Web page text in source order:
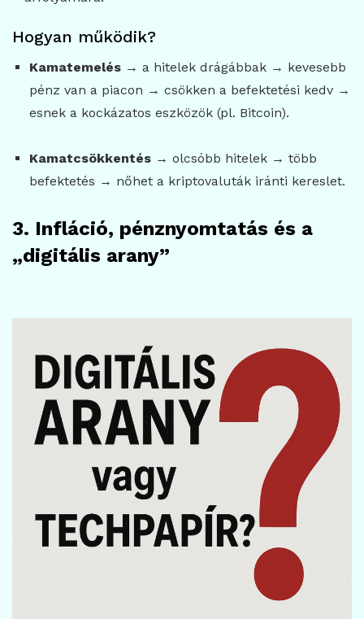
Hogyan működik?
Kamatemelés→ a hitelek drágábbak → kevesebb
pénz van a piacon → csökken a befektetési kedv →
esnek a kockázatos eszközök (pl. Bitcoin).
Kamatcsökkentés→ olcsóbb hitelek → több
befektetés → nőhet a kriptovaluták iránti kereslet.
3. Infláció, pénznyomtatás és a
„digitális arany”